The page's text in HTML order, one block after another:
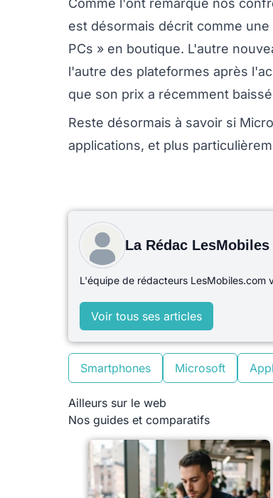
Comme l'ont remarqué nos
est désormais décrit comme
PCs » en boutique. L'autre
l'autre des plateformes après
que son prix a récemment
Reste désormais à savoir si
applications, et plus
La Rédac LesMobiles
L'équipe de rédacteurs LesMobiles.com
Voir tous ses articles
Smartphones Microsoft
Ailleurs sur le web
Nos guides et comparatifs